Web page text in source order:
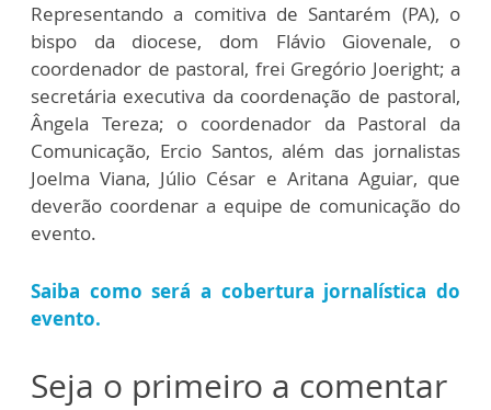
Representando a comitiva de Santarém (PA), o
bispo da diocese, dom Flávio Giovenale, o
coordenador de pastoral, frei Gregório Joeright; a
secretária executiva da coordenação de pastoral,
Ângela Tereza; o coordenador da Pastoral da
Comunicação, Ercio Santos, além das jornalistas
Joelma Viana, Júlio César e Aritana Aguiar, que
deverão coordenar a equipe de comunicação do
evento.
Saiba como será a cobertura jornalística do
evento.
Seja o primeiro a comentar